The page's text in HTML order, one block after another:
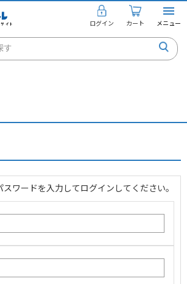
ログイン カート メニュー
す
スワードを入力してログインしてください。